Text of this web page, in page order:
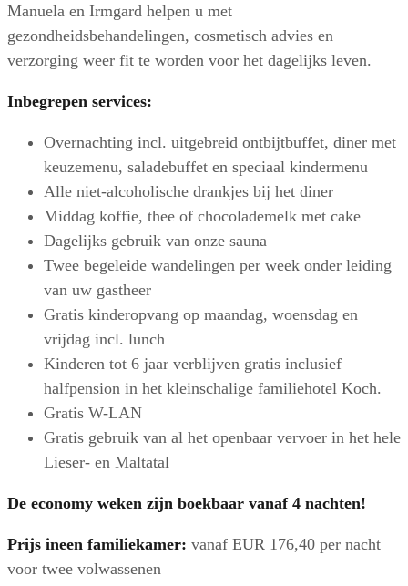
Manuela en Irmgard helpen u met
gezondheidsbehandelingen, cosmetisch advies en
verzorging weer fit te worden voor het dagelijks leven.
Inbegrepen services:
Overnachting incl. uitgebreid ontbijtbuffet, diner met
keuzemenu, saladebuffet en speciaal kindermenu
Alle niet-alcoholische drankjes bij het diner
Middag koffie, thee of chocolademelk met cake
Dagelijks gebruik van onze sauna
Twee begeleide wandelingen per week onder leiding
van uw gastheer
Gratis kinderopvang op maandag, woensdag en
vrijdag incl. lunch
Kinderen tot 6 jaar verblijven gratis inclusief
halfpension in het kleinschalige familiehotel Koch.
Gratis W-LAN
Gratis gebruik van al het openbaar vervoer in het hele
Lieser- en Maltatal
De economy weken zijn boekbaar vanaf 4 nachten!
Prijs ineen familiekamer: vanaf EUR 176,40 per nacht
voor twee volwassenen